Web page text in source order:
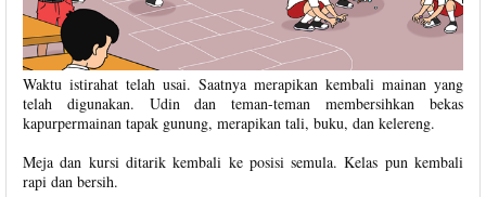
Waktu istirahat telah usai. Saatnya merapikan kembali mainan yang
telah digunakan. Udin dan teman-teman membersihkan bekas
kapurpermainan tapak gunung, merapikan tali, buku, dan kelereng.
Meja dan kursi ditarik kembali ke posisi semula. Kelas pun kembali
rapi dan bersih.